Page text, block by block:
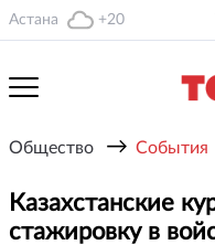
Астана +20
Общество → События
Казахстанские
стажировку в